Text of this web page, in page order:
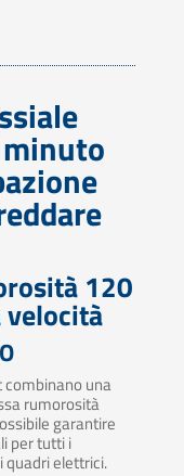
120
velocità
combinano una
rumorosità
garantire
per tutti i
quadri elettrici.